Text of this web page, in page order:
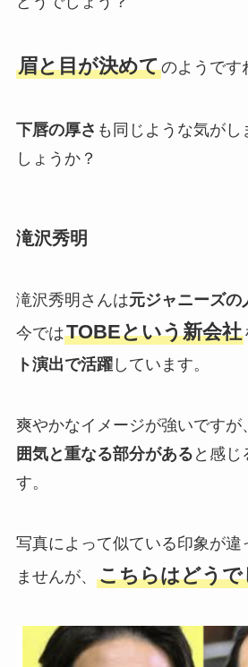
眉と目が決めてのようです
下唇の厚さ も同じような気が
しょうか？
滝沢秀明
滝沢秀明さんは元ジャニーズの
今ではTOBEという新会社
ト演出で活躍しています。
爽やかなイメージが強いですが、
囲気と重なる部分がある と感じ
す。
写真によって似ている印象が違
ませんが、 こちらはどう